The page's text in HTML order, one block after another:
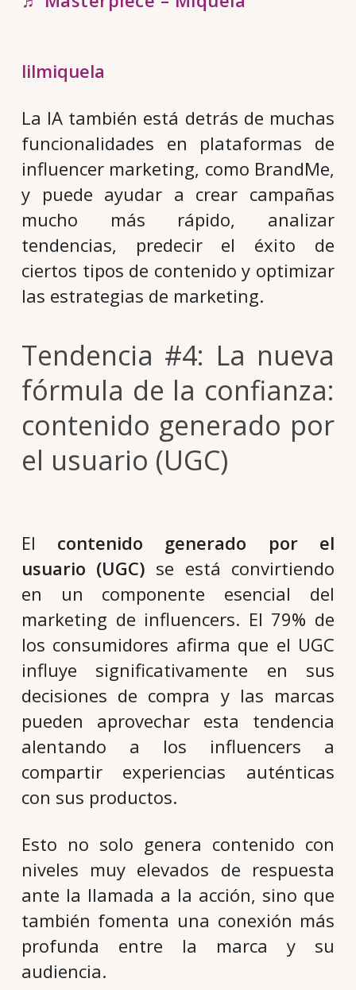
lilmiquela
La IA también está detrás de muchas
funcionalidades en plataformas de
influencer marketing, como BrandMe,
y puede ayudar a crear campañas
mucho más rápido, analizar
tendencias, predecir el éxito de
ciertos tipos de contenido y optimizar
las estrategias de marketing.
Tendencia #4: La nueva
fórmula de la confianza:
contenido generado por
el usuario (UGC)
El contenido generado por el
usuario (UGC) se está convirtiendo
en un componente esencial del
marketing de influencers. El 79% de
los consumidores afirma que el UGC
influye significativamente en sus
decisiones de compra y las marcas
pueden aprovechar esta tendencia
alentando a los influencers a
compartir experiencias auténticas
con sus productos.
Esto no solo genera contenido con
niveles muy elevados de respuesta
ante la llamada a la acción, sino que
también fomenta una conexión más
profunda entre la marca y su
audiencia.